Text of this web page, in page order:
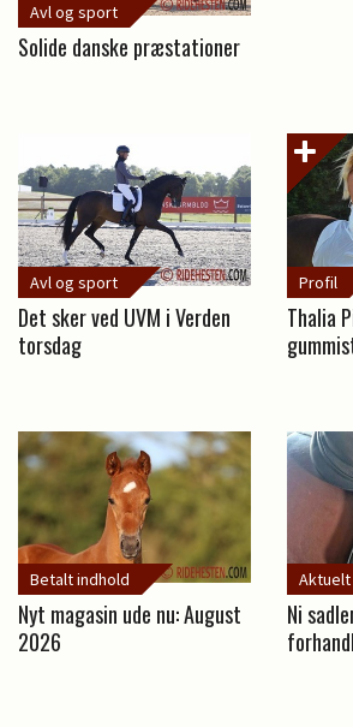
Avl og sport
Solide danske præstationer
Avl og sport
Det sker ved UVM i Verden
torsdag
Profil
Thalia
Betalt indhold
Nyt magasin ude nu: August
2026
Aktuelt
Ni